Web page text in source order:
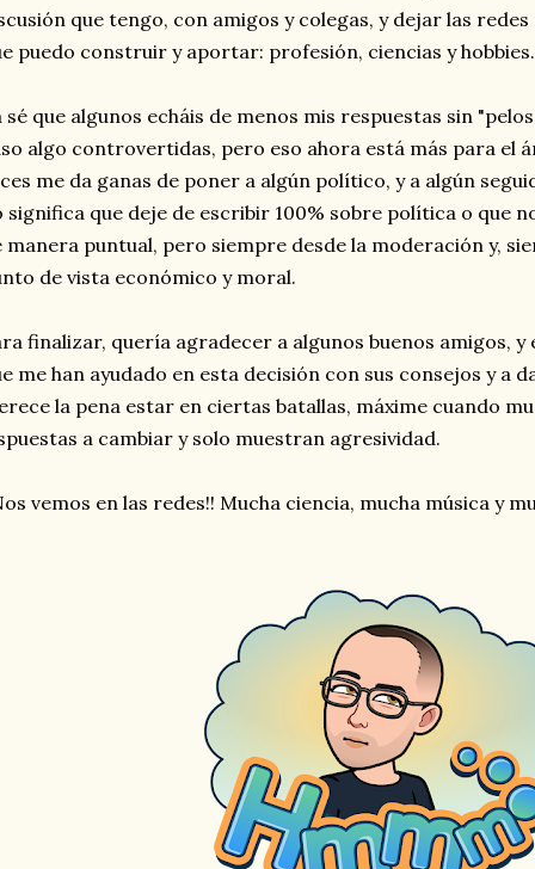
que tengo, con amigos y colegas, y dejar las redes
puedo construir y aportar: profesión, ciencias y hobbies.
sé que algunos echáis de menos mis respuestas sin
algo controvertidas, pero eso ahora está más para el
me da ganas de poner a algún político, y a algún
significa que deje de escribir 100% sobre política o que
manera puntual, pero siempre desde la moderación y,
de vista económico y moral.
finalizar, quería agradecer a algunos buenos amigos,
me han ayudado en esta decisión con sus consejos y a
la pena estar en ciertas batallas, máxime cuando
a cambiar y solo muestran agresividad.
vemos en las redes!! Mucha ciencia, mucha música y